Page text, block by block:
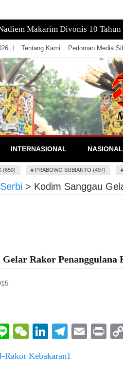
Magnitudo 2,9 Guncang
Tentang Kami Pedoman Media
Untuk Kemerdekaan dan
INTERNASIONAL NASIONAL
(650) # PRABOWO SUBIANTO (497) #
> Kodim Sanggau
Gelar Rakor Penanggulana
LineWeChat
LinkedIn
Telegram
Email